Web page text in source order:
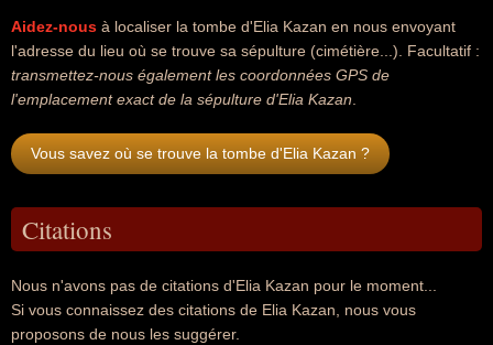
Aidez-nous à localiser la tombe d'Elia Kazan en nous envoyant
l'adresse du lieu où se trouve sa sépulture (cimétière...). Facultatif :
transmettez-nous également les coordonnées GPS de
l'emplacement exact de la sépulture d'Elia Kazan
Vous savez où se trouve la tombe d'Elia Kazan ?
Citations
Nous n'avons pas de citations d'Elia Kazan pour le moment...
Si vous connaissez des citations de Elia Kazan, nous vous
proposons de nous les suggérer.